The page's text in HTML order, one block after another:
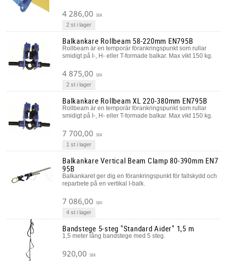
4 286,00 SEK
2 st i lager
Balkankare Rollbeam 58-220mm EN795B
Rollbeam är en temporär förankringspunkt som rullar
smidigt på I-, H- eller T-formade balkar. Max vikt 150 kg.
4 875,00 SEK
2 st i lager
Balkankare Rollbeam XL 220-380mm EN795B
Rollbeam är en temporär förankringspunkt som rullar
smidigt på I-, H- eller T-formade balkar. Max vikt 150 kg.
7 700,00 SEK
1 st i lager
Balkankare Vertical Beam Clamp 80-390mm EN7
95B
Balkankaret ger dig en förankringspunkt för fallskydd och
reparbete på en vertikal I-balk.
7 086,00 SEK
4 st i lager
Bandstege 5-steg "Standard Aider" 1,5 m
1,5 meter lång bandstege med 5 steg.
920,00 SEK